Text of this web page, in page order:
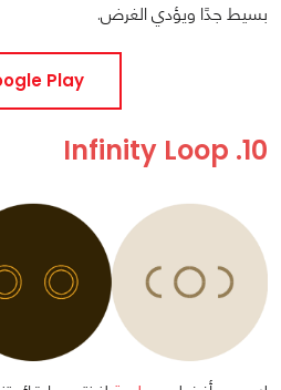
بسيط جدًا ويؤدي الغرض.
Play
10. Infinity Loop